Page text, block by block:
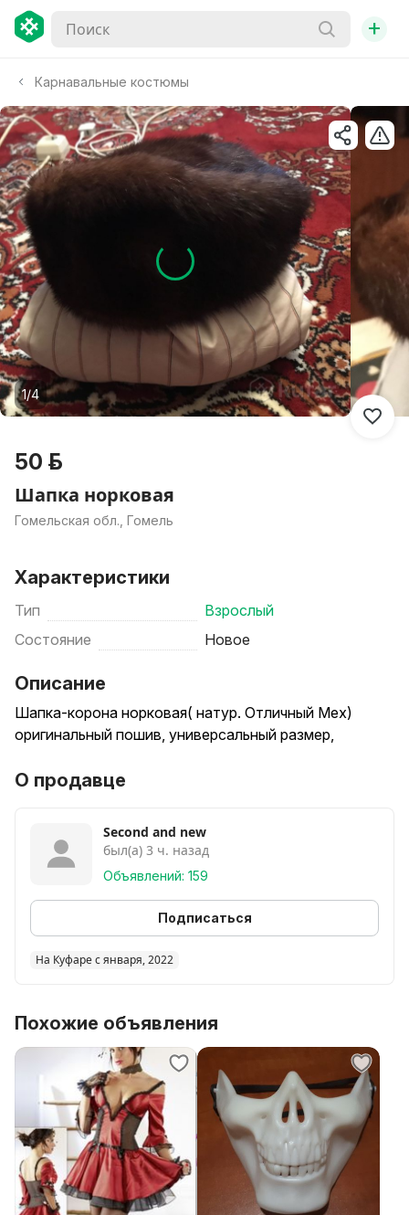
+
Карнавальные костюмы
1/4
50 р.
Шапка норковая
Гомельская обл., Гомель
Характеристики
Тип
Взрослый
Состояние
Новое
Описание
Шапка-корона норковая( натур. Отличный Мех)
оригинальный пошив, универсальный размер,
О продавце
Second and new
был(а) 3 ч. назад
Объявлений: 159
Подписаться
На Куфаре с января, 2022
Похожие объявления